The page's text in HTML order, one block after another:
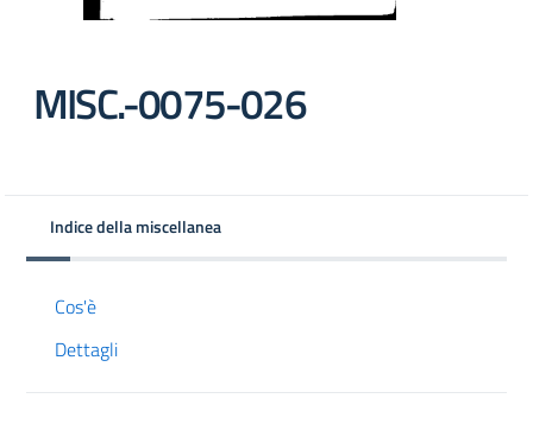
MISC.-0075-026
Indice della miscellanea
Cos'è
Dettagli